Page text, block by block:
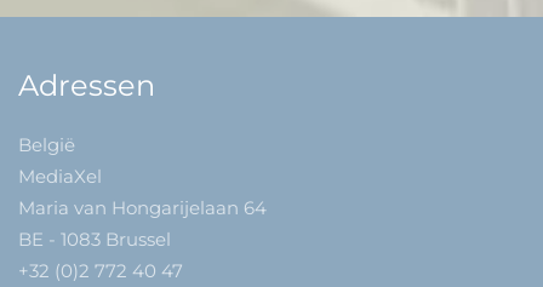
Adressen
België
MediaXel
Maria van Hongarijelaan 64
BE - 1083 Brussel
+32 (0)2 772 40 47